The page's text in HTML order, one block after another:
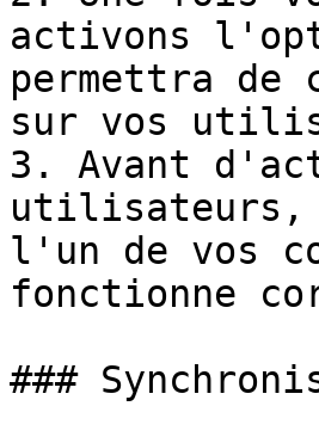
activons
permettra de
sur vos
3. Avant
utilisateurs,
l'un de vos
fonctionne
###